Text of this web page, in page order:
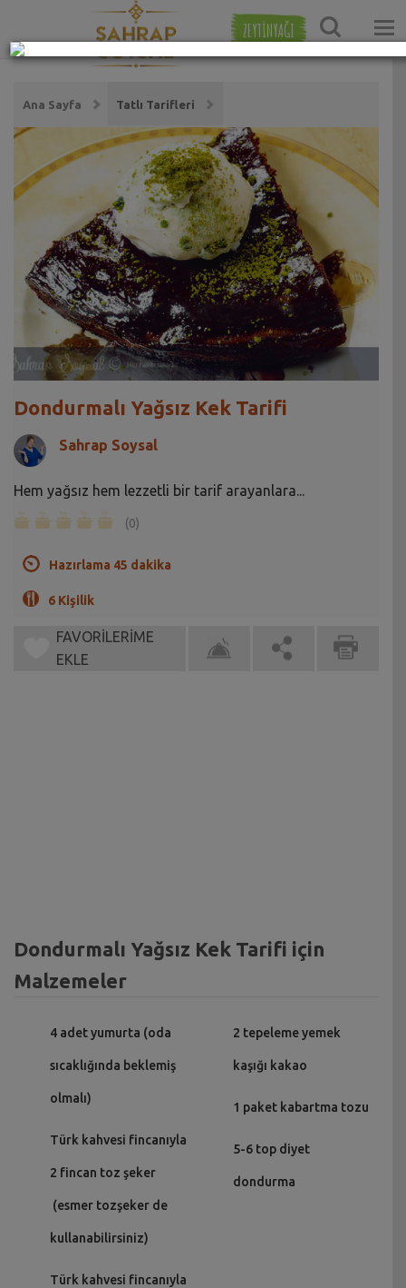
ZEYTİNYAĞI
Ana Sayfa Tatlı Tarifleri
Dondurmalı Yağsız Kek Tarifi
Sahrap Soysal
Hem yağsız hem lezzetli bir tarif arayanlara...
(0)
Hazırlama 45 dakika
6 Kişilik
FAVORİLERİME
EKLE
Dondurmalı Yağsız Kek Tarifi için
Malzemeler
4 adet yumurta (oda
sıcaklığında beklemiş
olmalı)
Türk kahvesi fincanıyla
2 fincan toz şeker
(esmer tozşeker de
kullanabilirsiniz)
Türk kahvesi fincanıyla
2 tepeleme yemek
kaşığı kakao
1 paket kabartma tozu
5-6 top diyet
dondurma